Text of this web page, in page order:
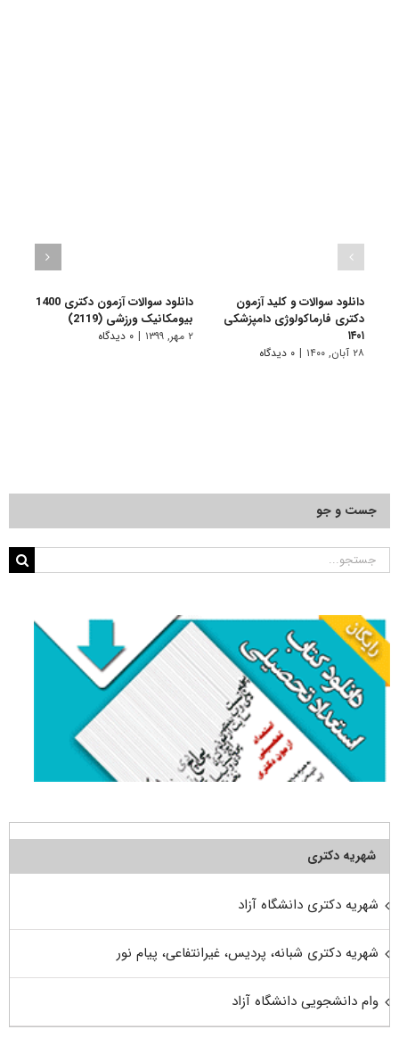
دانلود سوالات و کلید آزمون
دکتری فارماکولوژی دامپزشکی
۱۴۰۱
۲۸ آبان, ۱۴۰۰ | ۰ دیدگاه
دانلود سوالات آزمون دکتری 1400
بیومکانیک ورزشی (2119)
۲ مهر, ۱۳۹۹ | ۰ دیدگاه
جست و جو
جستجو
شهریه دکتری
شهریه دکتری دانشگاه آزاد
شهریه دکتری شبانه، پردیس، غیرانتفاعی، پیام نور
وام دانشجویی دانشگاه آزاد